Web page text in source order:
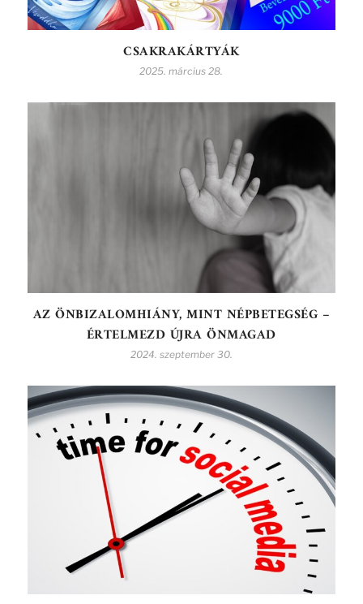
CSAKRAKÁRTYÁK
2025. március 28.
AZ ÖNBIZALOMHIÁNY, MINT NÉPBETEGSÉG –
ÉRTELMEZD ÚJRA ÖNMAGAD
2024. szeptember 30.